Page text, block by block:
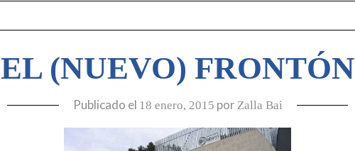
EL (NUEVO) FRONTÓN
Publicado el 18 enero, 2015 por Zalla Bai